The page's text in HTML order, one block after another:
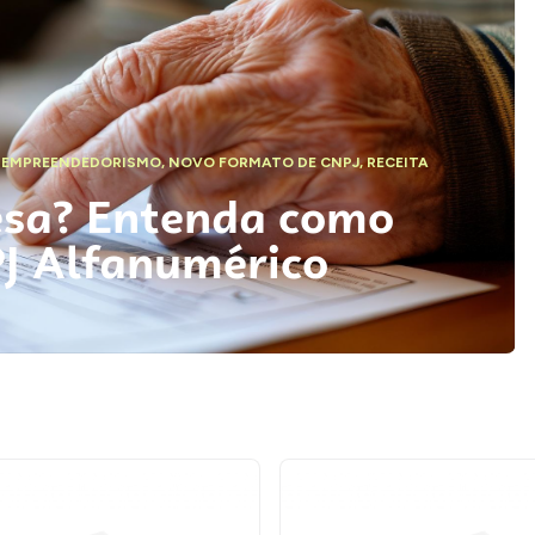
EMPREENDEDORISMO,NOVO FORMATO DE CNPJ,RECEITA
Entenda como
Alfanumérico